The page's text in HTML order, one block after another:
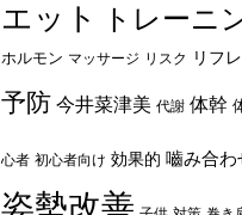
エット
トレーニ
ホルモン マッサージ リスク リフ
予防 今井菜津美 代謝 体幹
心者 初心者向け 効果的 嚙み合わ
姿勢改善